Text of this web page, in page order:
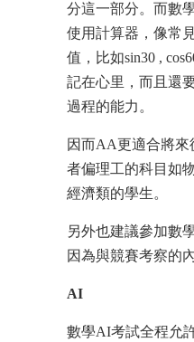
分這一部分。而數
使用計算器，像常
值，比如sin30 ,
記在心里，而且還
過程的能力。
因而AA更適合將
者偏理工的科目如
經濟類的學生。
另外也建議參加數
因為與競賽考察的
AI
數學AI考試全程允